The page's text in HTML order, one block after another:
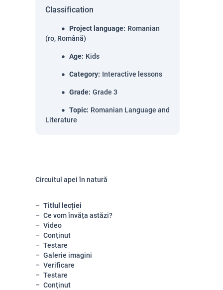
Classification
Project language: Romanian
(ro, Română)
Age: Kids
Category: Interactive lessons
Grade: Grade 3
Topic: Romanian Language and
Literature
Circuitul apei în natură
Titlul lecției
Ce vom învăța astăzi?
Video
Conținut
Testare
Galerie imagini
Verificare
Testare
Conținut